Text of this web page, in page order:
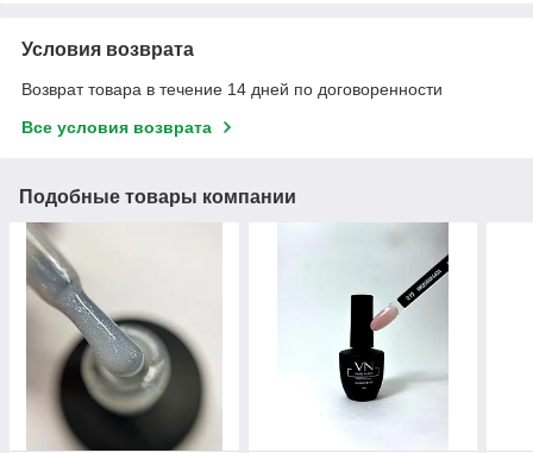
Условия возврата
Возврат товара в течение 14 дней по договоренности
Все условия возврата
Подобные товары компании